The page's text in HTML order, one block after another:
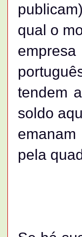
qual o
tendem
soldo
pela